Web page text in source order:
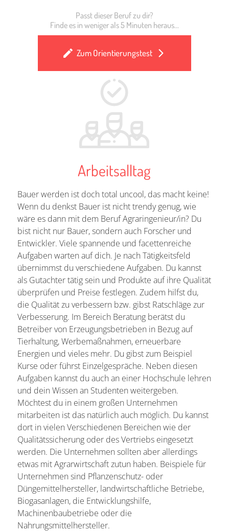
Passt dieser Beruf zu dir?
Finde es in weniger als 5 Minuten heraus...
Zum Orientierungstest
Arbeitsalltag
Bauer werden ist doch total uncool, das macht keine!
Wenn du denkst Bauer ist nicht trendy genug, wie
wäre es dann mit dem Beruf Agraringenieur/in? Du
bist nicht nur Bauer, sondern auch Forscher und
Entwickler. Viele spannende und facettenreiche
Aufgaben warten auf dich. Je nach Tätigkeitsfeld
übernimmst du verschiedene Aufgaben. Du kannst
als Gutachter tätig sein und Produkte auf ihre Qualität
überprüfen und Preise festlegen. Zudem hilfst du,
die Qualität zu verbessern bzw. gibst Ratschläge zur
Verbesserung. Im Bereich Beratung berätst du
Betreiber von Erzeugungsbetrieben in Bezug auf
Tierhaltung, Werbemaßnahmen, erneuerbare
Energien und vieles mehr. Du gibst zum Beispiel
Kurse oder führst Einzelgespräche. Neben diesen
Aufgaben kannst du auch an einer Hochschule lehren
und dein Wissen an Studenten weitergeben.
Möchtest du in einem großen Unternehmen
mitarbeiten ist das natürlich auch möglich. Du kannst
dort in vielen Verschiedenen Bereichen wie der
Qualitätssicherung oder des Vertriebs eingesetzt
werden. Die Unternehmen sollten aber allerdings
etwas mit Agrarwirtschaft zutun haben. Beispiele für
Unternehmen sind Pflanzenschutz- oder
Düngemittelhersteller, landwirtschaftliche Betriebe,
Biogasanlagen, die Entwicklungshilfe,
Machinenbaubetriebe oder die
Nahrungsmittelhersteller.